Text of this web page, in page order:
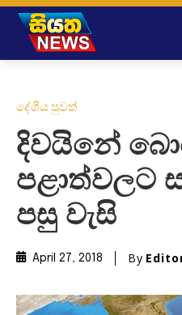
දේශීය පුවත්
දිවයිනේ
පළාත්වලට
පසු වැසි
April 27, 2018 By